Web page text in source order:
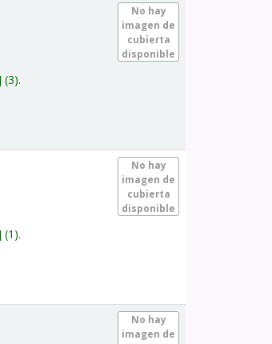
No hay
imagen de
cubierta
disponible
(3).
No hay
imagen de
cubierta
disponible
(1).
No hay
imagen de